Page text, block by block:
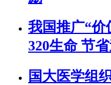
我国推广“价
320生命 节
国大医学组